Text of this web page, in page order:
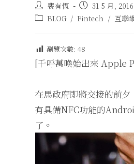
裴有恆
31 5 月, 2016
BLOG / Fintech / 互聯
瀏覽次數: 48
[千呼萬喚始出來 Apple
在馬政府即將交接的前
有具備NFC功能的
了。